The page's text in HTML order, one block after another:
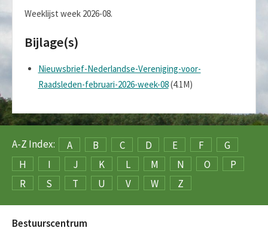
Weeklijst week 2026-08.
Bijlage(s)
Nieuwsbrief-Nederlandse-Vereniging-voor-
Raadsleden-februari-2026-week-08(4.1M)
A-Z Index: A B C D E F
G
H
I J K L M N O
P
R
S T U V W Z
Bestuurscentrum